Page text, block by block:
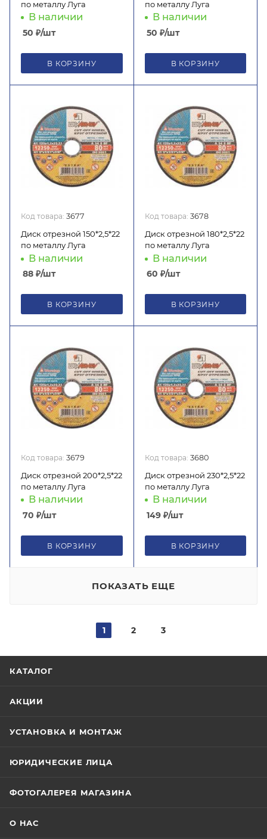
по металлу Луга
В наличии
50 ₽/шт
В КОРЗИНУ
по металлу Луга
В наличии
50 ₽/шт
В КОРЗИНУ
Код товара: 3677
Диск отрезной 150*2,5*22
по металлу Луга
В наличии
88 ₽/шт
В КОРЗИНУ
Код товара: 3678
Диск отрезной 180*2,5*22
по металлу Луга
В наличии
60 ₽/шт
В КОРЗИНУ
Код товара: 3679
Диск отрезной 200*2,5*22
по металлу Луга
В наличии
70 ₽/шт
В КОРЗИНУ
Код товара: 3680
Диск отрезной 230*2,5*22
по металлу Луга
В наличии
149₽/шт
В КОРЗИНУ
ПОКАЗАТЬ ЕЩЕ
1 2 3
КАТАЛОГ
АКЦИИ
УСТАНОВКА И МОНТАЖ
ЮРИДИЧЕСКИЕ ЛИЦА
ФОТОГАЛЕРЕЯ МАГАЗИНА
О НАС